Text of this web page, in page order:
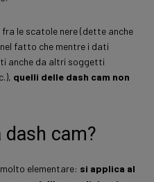
fra le scatole nere (dette anche
fatto che mentre i dati
anche da altri soggetti
quelli delle dash cam non
dash cam?
elementare: si applica al